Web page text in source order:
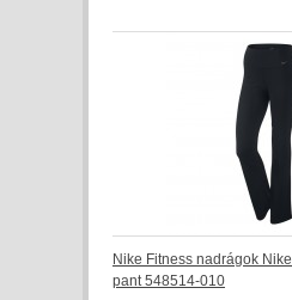
Nike Fitness nadrágok
pant 548514-010